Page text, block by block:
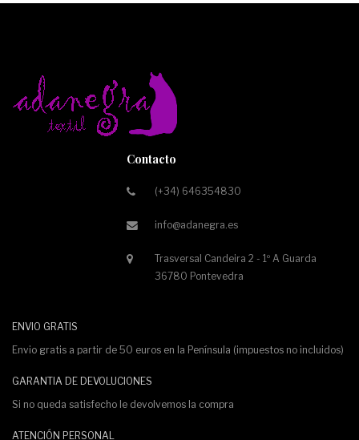
Contacto
(+34) 646354830
info@adanegra.es
Trasversal Candeira 2 - 1º A Guarda
36780 Pontevedra
ENVIO GRATIS
Envio gratis a partir de 50 euros en la Península (impuestos no incluidos)
GARANTIA DE DEVOLUCIONES
Si no queda satisfecho le devolvemos la compra
ATENCIÓN PERSONAL